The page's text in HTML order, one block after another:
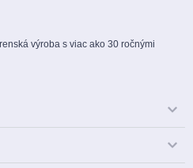
výroba s viac ako 30 ročnými